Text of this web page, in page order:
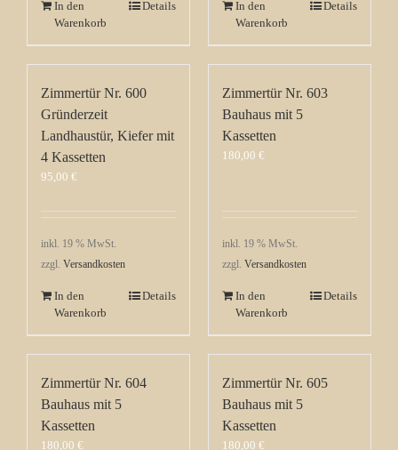
In den
Warenkorb
Details
In den
Warenkorb
Details
Zimmertür Nr. 600
Gründerzeit
Landhaustür, Kiefer mit
4 Kassetten
95,00 €
inkl. 19 % MwSt.
zzgl. Versandkosten
In den
Warenkorb
Details
Zimmertür Nr. 603
Bauhaus mit 5
Kassetten
180,00 €
inkl. 19 % MwSt.
zzgl. Versandkosten
In den
Warenkorb
Details
Zimmertür Nr. 604
Bauhaus mit 5
Kassetten
180,00 €
Zimmertür Nr. 605
Bauhaus mit 5
Kassetten
180,00 €